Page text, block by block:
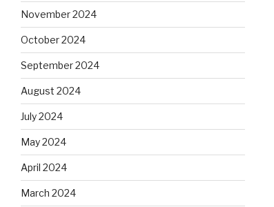
November 2024
October 2024
September 2024
August 2024
July 2024
May 2024
April 2024
March 2024